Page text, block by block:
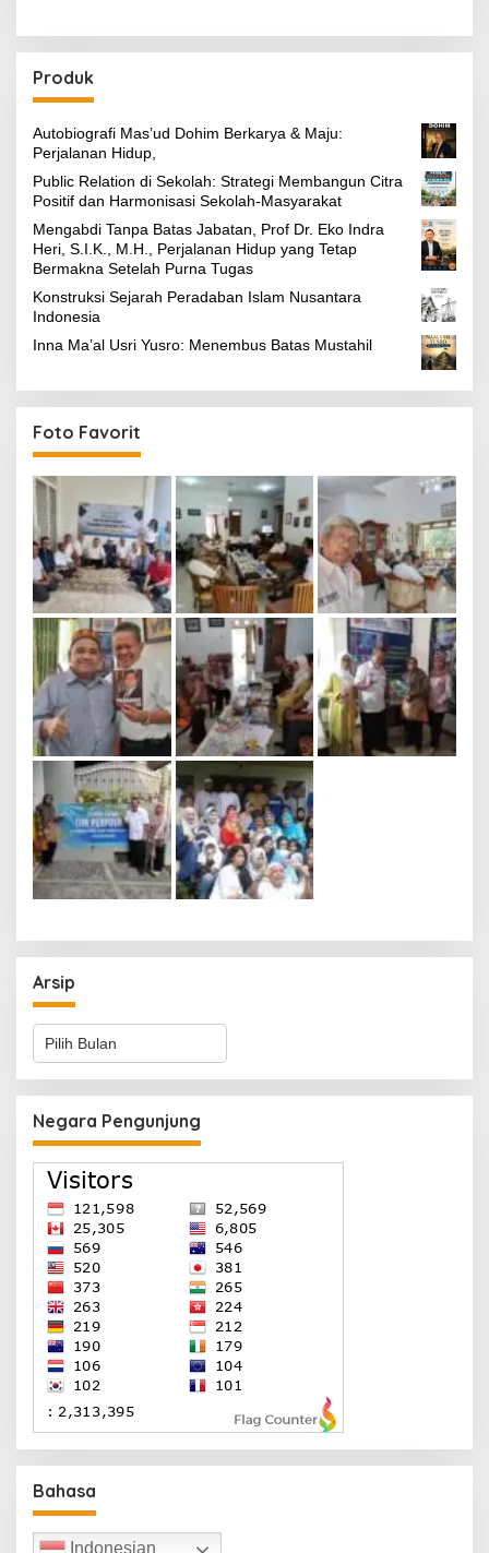
Produk
Autobiografi Mas’ud Dohim Berkarya & Maju:
Perjalanan Hidup,
Public Relation di Sekolah: Strategi Membangun Citra
Positif dan Harmonisasi Sekolah-Masyarakat
Mengabdi Tanpa Batas Jabatan, Prof Dr. Eko Indra
Heri, S.I.K., M.H., Perjalanan Hidup yang Tetap
Bermakna Setelah Purna Tugas
Konstruksi Sejarah Peradaban Islam Nusantara
Indonesia
Inna Ma’al Usri Yusro: Menembus Batas Mustahil
Foto Favorit
Arsip
Arsip
Negara Pengunjung
Bahasa
Indonesian